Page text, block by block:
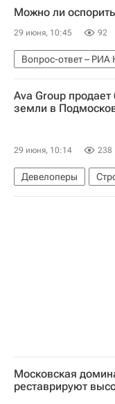
Можно ли
29 июня, 10:45 92
Вопрос-ответ – РИА
Жилье
Россия
Ava Group продает
земли в
29 июня, 10:14 238
Девелоперы
Московская
Московская
реставрируют